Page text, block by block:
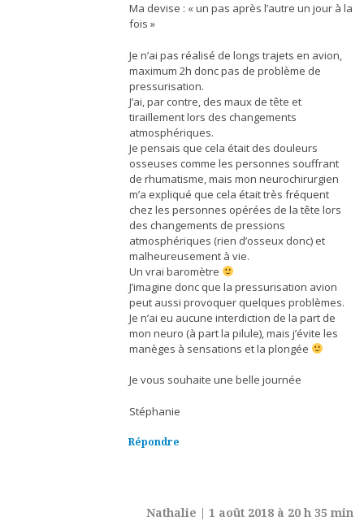
Ma devise : « un pas après l’autre un jour à la
fois »
Je n’ai pas réalisé de longs trajets en avion,
maximum 2h donc pas de problème de
pressurisation.
J’ai, par contre, des maux de tête et
tiraillement lors des changements
atmosphériques.
Je pensais que cela était des douleurs
osseuses comme les personnes souffrant
de rhumatisme, mais mon neurochirurgien
m’a expliqué que cela était très fréquent
chez les personnes opérées de la tête lors
des changements de pressions
atmosphériques (rien d’osseux donc) et
malheureusement à vie.
Un vrai baromètre
J’imagine donc que la pressurisation avion
peut aussi provoquer quelques problèmes.
Je n’ai eu aucune interdiction de la part de
mon neuro (à part la pilule), mais j’évite les
manèges à sensations et la plongée
Je vous souhaite une belle journée
Stéphanie
Répondre
Nathalie 1 août 2018 à 20 h 35 min